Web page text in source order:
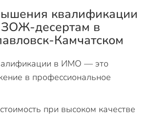
квалификации
десертам в
Камчатском
в ИМО — это
в профессиональное
при высоком качестве